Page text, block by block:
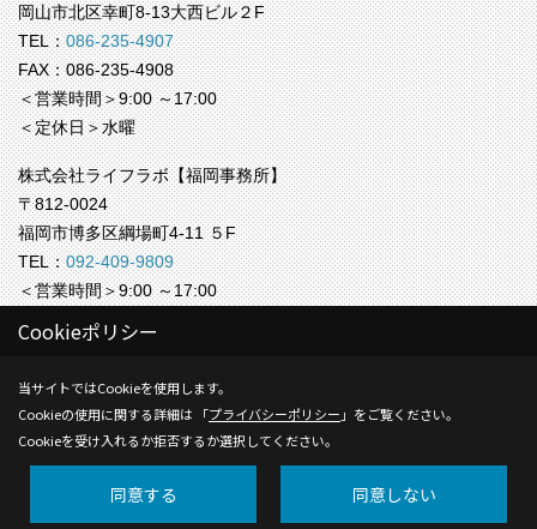
岡山市北区幸町8-13大西ビル２F
TEL：086-235-4907
FAX：086-235-4908
＜営業時間＞9:00 ～17:00
＜定休日＞水曜
株式会社ライフラボ【福岡事務所】
〒812-0024
福岡市博多区綱場町4-11 ５F
TEL：092-409-9809
＜営業時間＞9:00 ～17:00
＜定休日＞水曜
Copyright (c) Life-labo. All Rights Reserved.
Produced byゴデスクリエイト
Cookieポリシー
当サイトではCookieを使用します。
Cookieの使用に関する詳細は 「プライバシーポリシー 」をご覧ください。
Cookieを受け入れるか拒否するか選択してください。
同意する 同意しない